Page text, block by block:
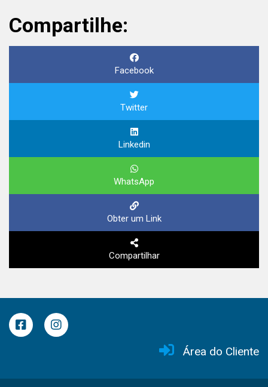
Compartilhe:
Facebook
Twitter
Linkedin
WhatsApp
Obter um Link
Compartilhar
Área do Cliente